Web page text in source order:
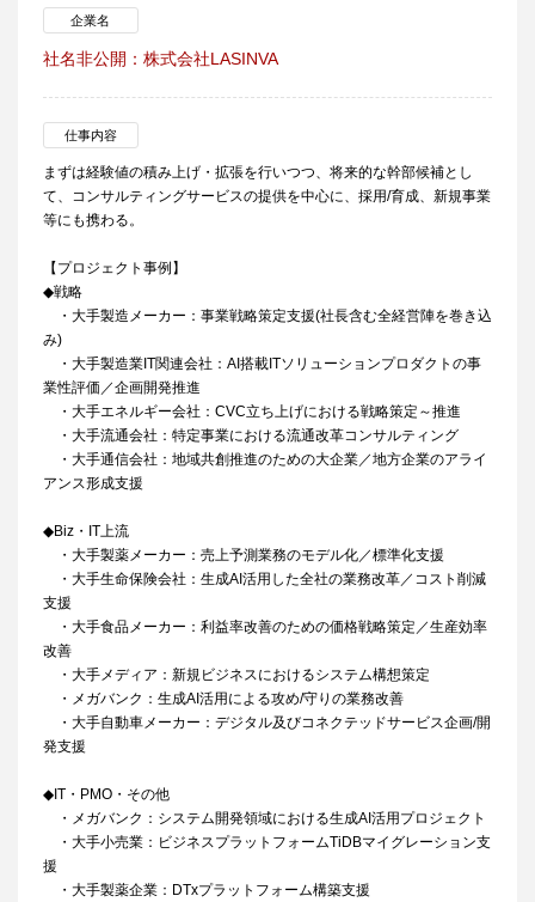
企業名
社名非公開：株式会社LASINVA
仕事内容
まずは経験値の積み上げ・拡張を行いつつ、将来的な幹部候補とし
て、コンサルティングサービスの提供を中心に、採用/育成、新規事業
等にも携わる。
【プロジェクト事例】
◆戦略
・大手製造メーカー：事業戦略策定支援(社長含む全経営陣を巻き込
み)
・大手製造業IT関連会社：AI搭載ITソリューションプロダクトの事
業性評価／企画開発推進
・大手エネルギー会社：CVC立ち上げにおける戦略策定～推進
・大手流通会社：特定事業における流通改革コンサルティング
・大手通信会社：地域共創推進のための大企業／地方企業のアライ
アンス形成支援
◆Biz・IT上流
・大手製薬メーカー：売上予測業務のモデル化／標準化支援
・大手生命保険会社：生成AI活用した全社の業務改革／コスト削減
支援
・大手食品メーカー：利益率改善のための価格戦略策定／生産効率
改善
・大手メディア：新規ビジネスにおけるシステム構想策定
・メガバンク：生成AI活用による攻め/守りの業務改善
・大手自動車メーカー：デジタル及びコネクテッドサービス企画/開
発支援​
◆IT・PMO・その他
・メガバンク：システム開発領域における生成AI活用プロジェクト
・大手小売業：ビジネスプラットフォームTiDBマイグレーション支
援
・大手製薬企業：DTxプラットフォーム構築支援